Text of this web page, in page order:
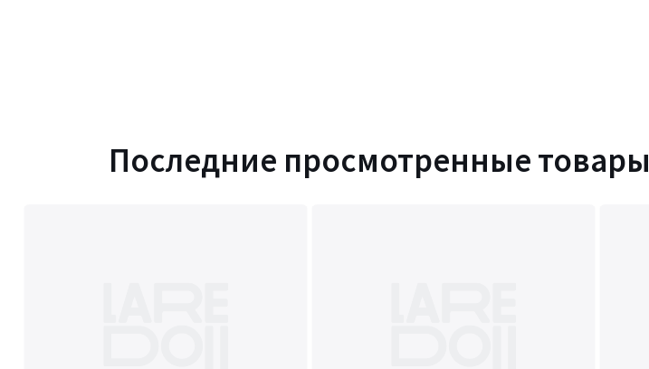
Последние просмотренные товары